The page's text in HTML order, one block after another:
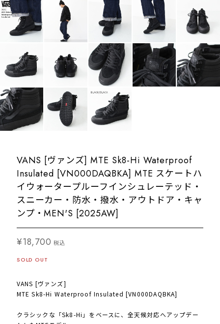
VANS [ヴァンズ] MTE Sk8-Hi Waterproof
Insulated [VN000DAQBKA] MTE スケートハ
イウォータープルーフインシュレーテッド・
スニーカー・防水・撥水・アウトドア・キャ
ンプ・MEN'S [2025AW]
¥18,700 税込
SOLD OUT
VANS [ヴァンズ]
MTE Sk8-Hi Waterproof Insulated [VN000DAQBKA]
クラシックな「Sk8-Hi」をベースに、全天候対応へアップデー